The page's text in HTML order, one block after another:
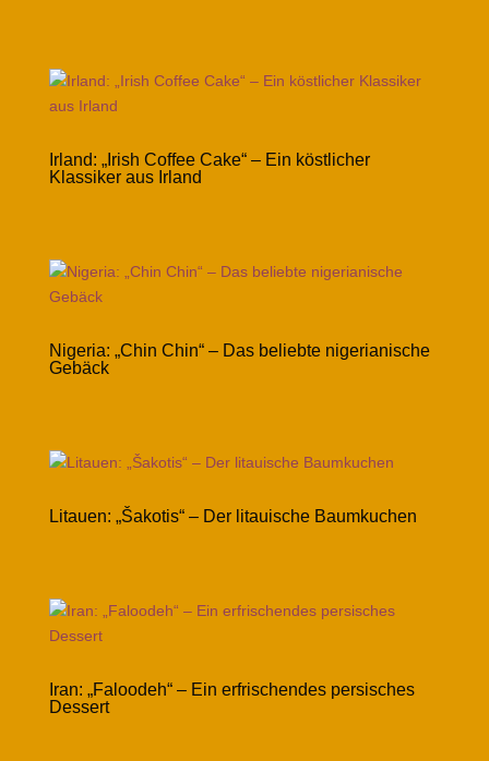
Irland: „Irish Coffee Cake“ – Ein köstlicher
Klassiker aus Irland
Nigeria: „Chin Chin“ – Das beliebte nigerianische
Gebäck
Litauen: „Šakotis“ – Der litauische Baumkuchen
Iran: „Faloodeh“ – Ein erfrischendes persisches
Dessert